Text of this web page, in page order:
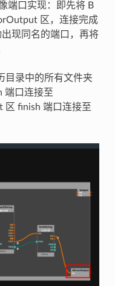
端口实现：即先将 B
区，连接完成
现同名的端口，再将
目录中的所有文件夹
端口连接至
finish 端口连接至